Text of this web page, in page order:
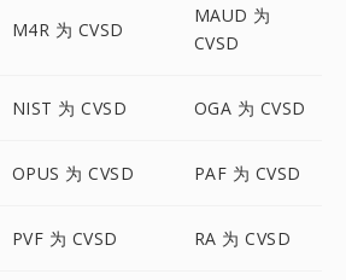
M4R 为 CVSD
MAUD 为
CVSD
NIST 为 CVSD OGA 为 CVSD
OPUS 为 CVSD PAF 为 CVSD
PVF 为 CVSD RA 为 CVSD